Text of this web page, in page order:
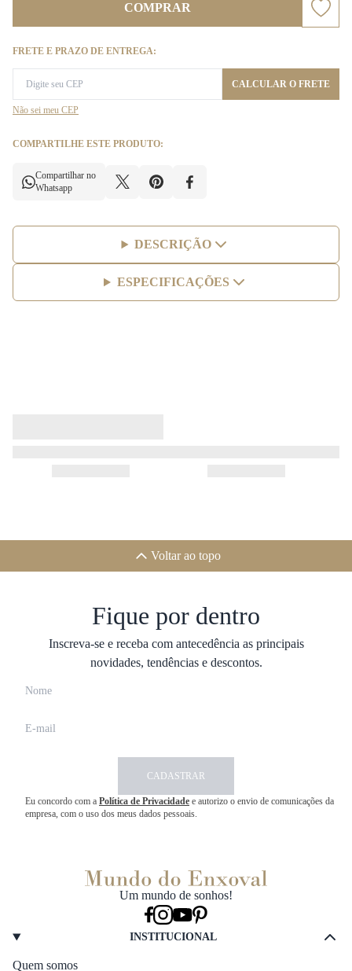
COMPRAR
FRETE E PRAZO DE ENTREGA:
CALCULAR O FRETE
Não sei meu CEP
COMPARTILHE ESTE PRODUTO:
Compartilhar no
Whatsapp
DESCRIÇÃO
ESPECIFICAÇÕES
Voltar ao topo
Fique por dentro
Inscreva-se e receba com antecedência as principais
novidades, tendências e descontos.
CADASTRAR
Eu concordo com a Política de Privacidade e autorizo o envio de comunicações da
empresa, com o uso dos meus dados pessoais.
Um mundo de sonhos!
INSTITUCIONAL
Quem somos